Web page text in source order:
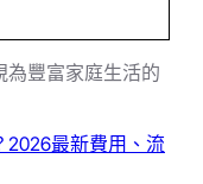
為豐富家庭生活的
2026最新費用、流